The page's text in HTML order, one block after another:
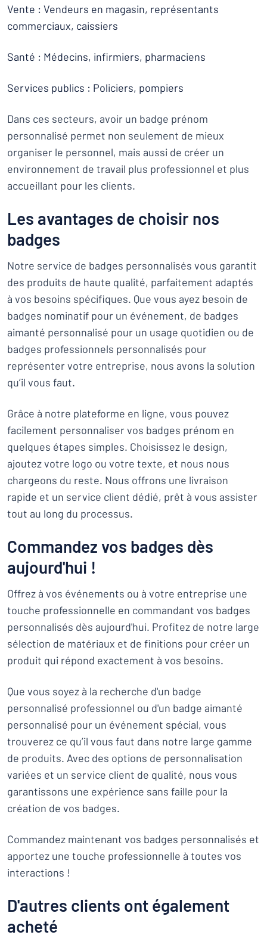
Vente : Vendeurs en magasin, représentants
commerciaux, caissiers
Santé : Médecins, infirmiers, pharmaciens
Services publics : Policiers, pompiers
Dans ces secteurs, avoir un badge prénom
personnalisé permet non seulement de mieux
organiser le personnel, mais aussi de créer un
environnement de travail plus professionnel et plus
accueillant pour les clients.
Les avantages de choisir nos
badges
Notre service de badges personnalisés vous garantit
des produits de haute qualité, parfaitement adaptés
à vos besoins spécifiques. Que vous ayez besoin de
badges nominatif pour un événement, de badges
aimanté personnalisé pour un usage quotidien ou de
badges professionnels personnalisés pour
représenter votre entreprise, nous avons la solution
qu’il vous faut.
Grâce à notre plateforme en ligne, vous pouvez
facilement personnaliser vos badges prénom en
quelques étapes simples. Choisissez le design,
ajoutez votre logo ou votre texte, et nous nous
chargeons du reste. Nous offrons une livraison
rapide et un service client dédié, prêt à vous assister
tout au long du processus.
Commandez vos badges dès
aujourd'hui !
Offrez à vos événements ou à votre entreprise une
touche professionnelle en commandant vos badges
personnalisés dès aujourd'hui. Profitez de notre large
sélection de matériaux et de finitions pour créer un
produit qui répond exactement à vos besoins.
Que vous soyez à la recherche d'un badge
personnalisé professionnel ou d'un badge aimanté
personnalisé pour un événement spécial, vous
trouverez ce qu’il vous faut dans notre large gamme
de produits. Avec des options de personnalisation
variées et un service client de qualité, nous vous
garantissons une expérience sans faille pour la
création de vos badges.
Commandez maintenant vos badges personnalisés et
apportez une touche professionnelle à toutes vos
interactions !
D'autres clients ont également
acheté